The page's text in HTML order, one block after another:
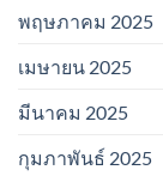
พฤษภาคม 2025
เมษายน 2025
มีนาคม 2025
กุมภาพันธ์ 2025